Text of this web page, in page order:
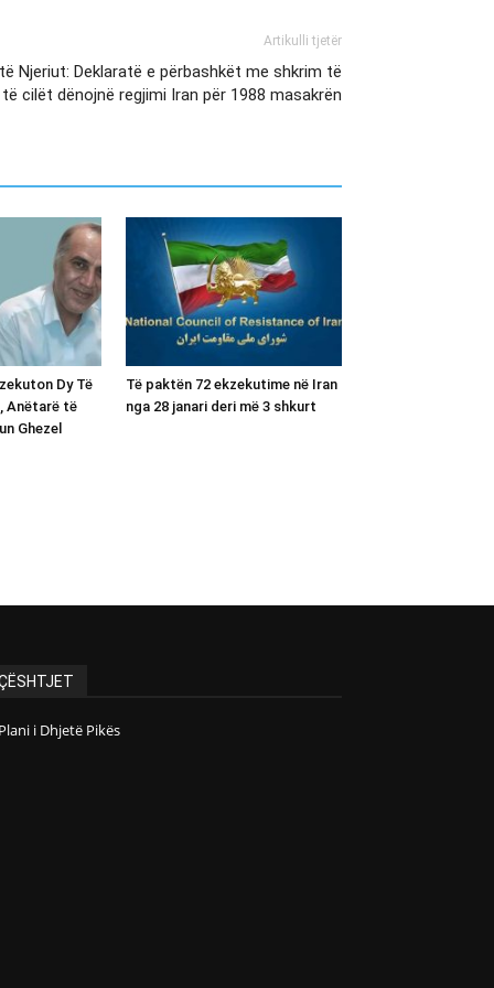
Artikulli tjetër
Njeriut: Deklaratë e përbashkët me shkrim të
të cilët dënojnë regjimi Iran për 1988 masakrën
Dy Të
Anëtarë të
Ghezel
Të paktën 72 ekzekutime në Iran
nga 28 janari deri më 3 shkurt
i Dhjetë Pikës